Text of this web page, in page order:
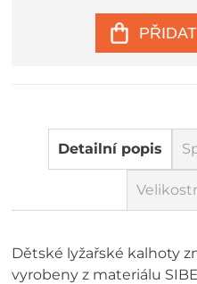
Detailní popis
Dětské lyžařské kalhoty
vyrobeny z materiálu